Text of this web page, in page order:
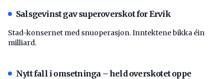
Salsgevinst gav superoverskot for Ervik
Stad-konsernet med snuoperasjon. Inntektene bikka éin
milliard.
Nytt fall i omsetninga – held overskotet oppe